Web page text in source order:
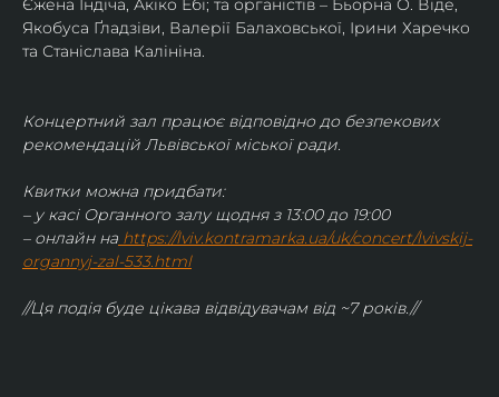
Єжена Індіча, Акіко Ебі; та органістів – Бьорна О. Віде,
Якобуса Ґладзіви, Валерії Балаховської, Ірини Харечко
та Станіслава Калініна.
Концертний зал працює відповідно до безпекових
рекомендацій Львівської міської ради.
Квитки можна придбати:
– у касі Органного залу щодня з 13:00 до 19:00
– онлайн на https://lviv.kontramarka.ua/uk/concert/lvivskij-
organnyj-zal-533.html
//Ця подія буде цікава відвідувачам від ~7 років.//